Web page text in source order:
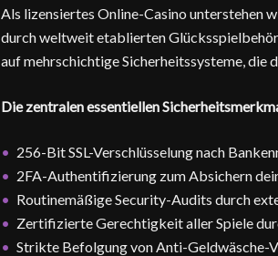
Als lizensiertes Online-Casino unterstehen
durch weltweit etablierten
auf mehrschichtige Sicherheitssysteme, die
Die zentralen essentiellen
256-Bit SSL-Verschlüsselung nach
2FA-Authentifizierung zum Absichern
Routinemäßige Security-Audits durch
Zertifizierte Gerechtigkeit aller Spiele
Strikte Befolgung von Anti-